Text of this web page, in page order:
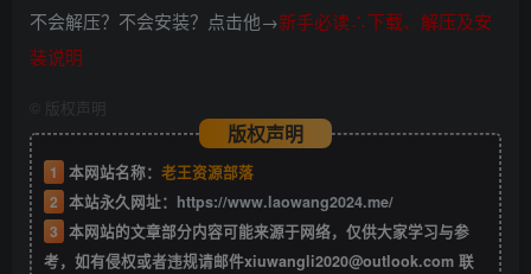
不会解压？不会安装？点击他→新手必读∴下载、解压及安
装说明
版权声明
版权声明
1 本网站名称： 老王资源部落
2 本站永久网址： https://www.laowang2024.me/
3 本网站的文章部分内容可能来源于网络，仅供大家学习与参
考，如有侵权或者违规请邮件xiuwangli2020@outlook.com 联